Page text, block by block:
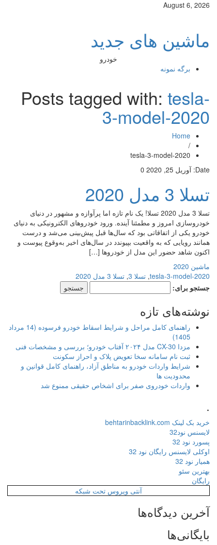
August 6, 2026
ماشین های جدید
خودرو
برگه نمونه
Posts tagged with:tesla-
3-model-2020
Home
/
tesla-3-model-2020
Date: آوریل 25, 2020 0
تسلا 3 مدل 2020
تسلا 3 مدل 2020 تسلا! یک نام تازه اما پرآوازه و مشهور در دنیای
خودروسازی امروز و مطمئنا آینده. ورود خودروهای الکترونیکی به دنیای
خودرو یکی از اتفاقاتی بود که سال‌ها قبل پیش‌بینی می‌شد و درست
همانند رویایی که به واقعیت بپیوندد در سال‌های اخیر به‌وقوع پیوست و
اکنون شاهد حضور این مدل از خودروها […]
ماشین 2020
tesla-3-model-2020
,تسلا 3 , تسلا 3 مدل 2020
جستجو برای:
نوشته‌های تازه
راهنمای کامل مراحل و شرایط اسقاط خودرو فرسوده (14 مرداد
1405)
مزدا CX-30 مدل ۲۰۲۴ آفتاب خودرو؛ بررسی و مشخصات فنی
ثبت نام سامانه سخا تعویض پلاک و احراز سکونت
شرایط واردات خودرو به مناطق آزاد، راهنمای کامل قوانین و
محدودیت ها
واردات خودروی صفر برای اشخاص حقیقی ممنوع شد
خرید بک لینک behtarinbacklink.com
لایسنس نود32
پسورد نود 32
اوکلی لایسنس رایگان نود 32
همیار نود 32
بهترین سئو
رایگان
آنتی ویروس تحت شبکه
آخرین دیدگاه‌ها
بایگانی‌ها